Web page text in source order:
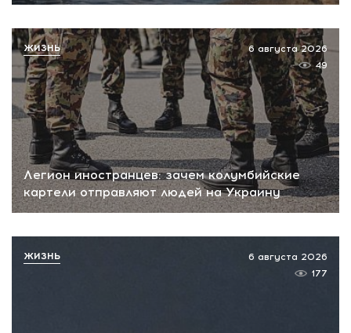
Легион иностранцев: зачем колумбийские
картели отправляют людей на Украину
6 августа 2026
49
ЖИЗНЬ
6 августа 2026
177
ЖИЗНЬ